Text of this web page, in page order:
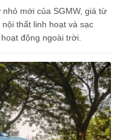
mới của SGMW, giá từ
thất linh hoạt và sạc
động ngoài trời.